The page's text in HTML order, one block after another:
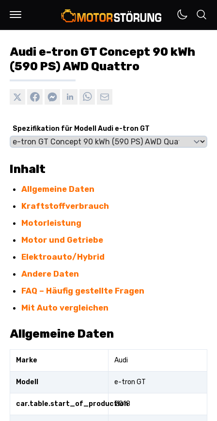
Audi e-tron GT Concept 90 kWh
(590 PS) AWD Quattro
Spezifikation für Modell Audi e-tron GT
Inhalt
Allgemeine Daten
Kraftstoffverbrauch
Motorleistung
Motor und Getriebe
Elektroauto/Hybrid
Andere Daten
FAQ – Häufig gestellte Fragen
Mit Auto vergleichen
Allgemeine Daten
Marke Audi
Modell e-tron GT
car.table.start_of_production
2018